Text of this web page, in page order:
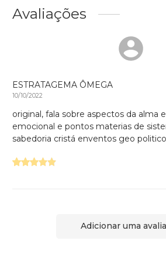
Avaliações
ESTRATAGEMA ÔMEGA
10/10/2022
original, fala sobre aspectos da alma
emocional e pontos materias de
sabedoria cristá enventos geo
Adicionar uma